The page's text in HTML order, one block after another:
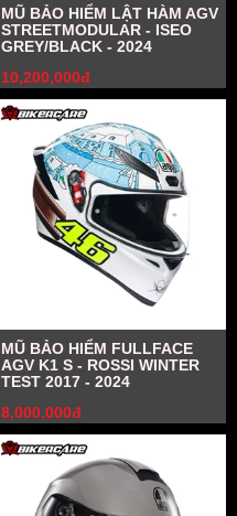
MŨ BẢO HIỂM LẬT HÀM AGV
STREETMODULAR - ISEO
GREY/BLACK - 2024
10,200,000đ
MŨ BẢO HIỂM FULLFACE
AGV K1 S - ROSSI WINTER
TEST 2017 - 2024
8,000,000đ